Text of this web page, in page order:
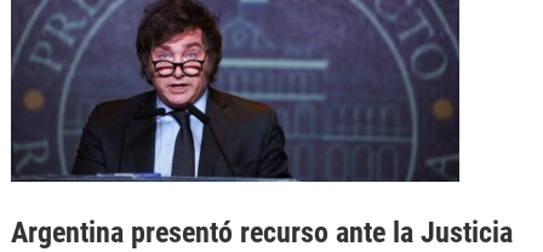
Argentina presentó recurso ante la Justicia